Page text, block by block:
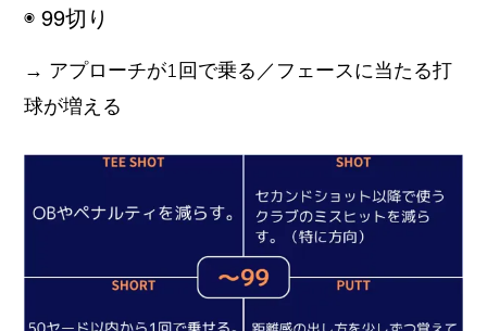
◉ 99切り
→ アプローチが1回で乗る／フェースに当たる打
球が増える